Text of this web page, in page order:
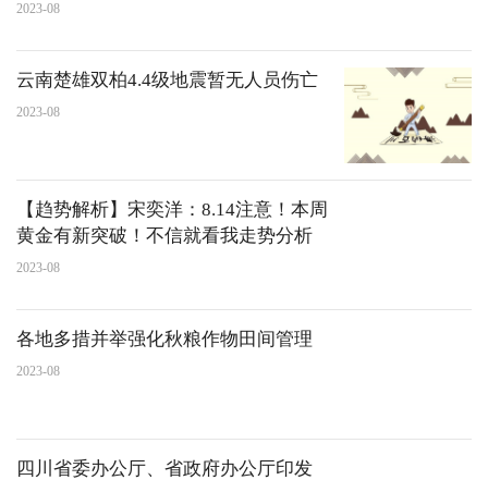
2023-08
云南楚雄双柏4.4级地震暂无人员伤亡
2023-08
【趋势解析】宋奕洋：8.14注意！本周
黄金有新突破！不信就看我走势分析
2023-08
各地多措并举强化秋粮作物田间管理
2023-08
四川省委办公厅、省政府办公厅印发